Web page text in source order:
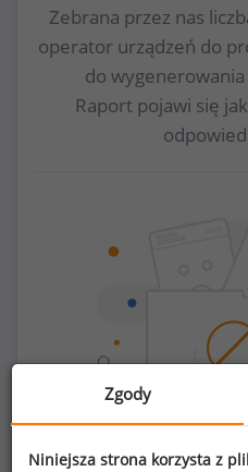
Zebrana przez nas
operator urządzeń do
do
Raport pojawi się
Zgody
Niniejsza strona korzysta z